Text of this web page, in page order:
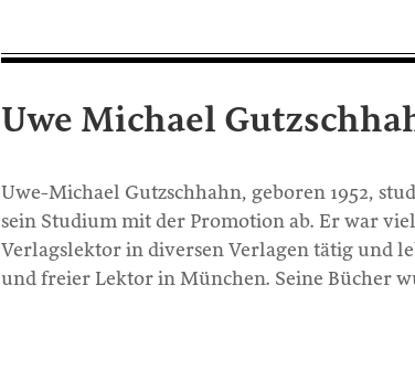
Uwe Michael
Uwe-Michael Gutzschhahn, geboren 1952,
sein Studium mit der Promotion ab. Er war
Verlagslektor in diversen Verlagen tätig und
und freier Lektor in München. Seine Bücher